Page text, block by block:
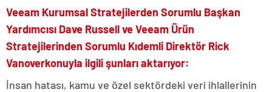
Veeam Kurumsal Stratejilerden Sorumlu Başkan
Yardımcısı Dave Russell ve Veeam Ürün
Stratejilerinden Sorumlu Kıdemli Direktör Rick
Vanoverkonuyla ilgili şunları aktarıyor:
İnsan hatası, kamu ve özel sektördeki veri ihlallerinin